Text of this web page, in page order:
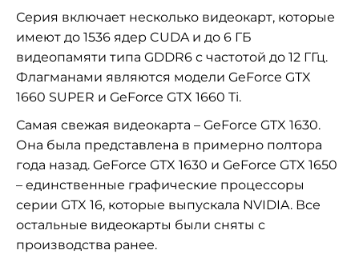
Серия включает несколько видеокарт, которые
имеют до 1536 ядер CUDA и до 6 ГБ
видеопамяти типа GDDR6 с частотой до 12 ГГц.
Флагманами являются модели GeForce GTX
1660 SUPER и GeForce GTX 1660 Ti.
Самая свежая видеокарта – GeForce GTX 1630.
Она была представлена в примерно полтора
года назад. GeForce GTX 1630 и GeForce GTX 1650
– единственные графические процессоры
серии GTX 16, которые выпускала NVIDIA. Все
остальные видеокарты были сняты с
производства ранее.